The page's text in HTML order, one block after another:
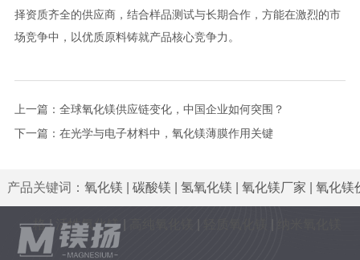
择资质齐全的供应商，结合样品测试与长期合作，方能在激烈的市
场竞争中，以优质原料铸就产品核心竞争力。
上一篇： 全球氧化镁供应链变化，中国企业如何突围？
下一篇： 在光学与电子材料中，氧化镁薄膜作用关键
产品关键词： 氧化镁 碳酸镁 氢氧化镁 氧化镁厂家 氧化镁
格| 活性氧化镁|